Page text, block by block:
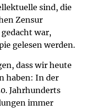
sind, die
Zensur
war,
gelesen werden.
dass wir heute
haben: In der
Jahrhunderts
immer